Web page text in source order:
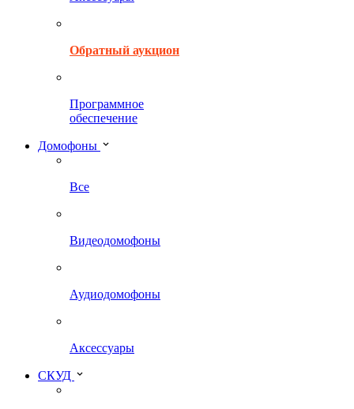
Обратный аукцион
Программное
обеспечение
Домофоны
Все
Видеодомофоны
Аудиодомофоны
Аксессуары
СКУД